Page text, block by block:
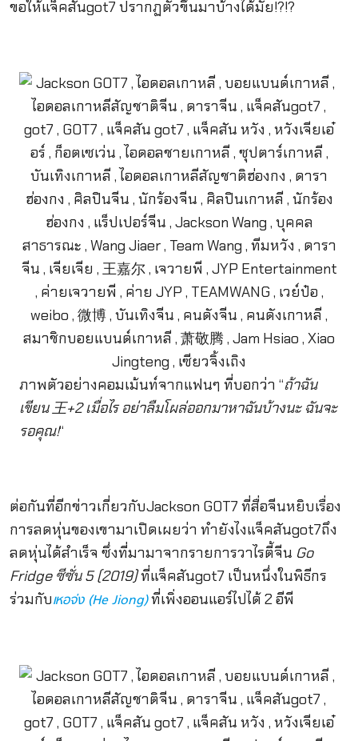
ขอให้แจ็คสันgot7 ปรากฏตัวขึ้นมาบ้างได้มั้ย!?!?
ภาพตัวอย่างคอมเม้นท์จากแฟนๆ ที่บอกว่า “ถ้าฉัน
เขียน 王+2 เมื่อไร อย่าลืมโผล่ออกมาหาฉันบ้างนะ ฉันจะ
รอคุณ!“
ต่อกันที่อีกข่าวเกี่ยวกับJackson GOT7 ที่สื่อจีนหยิบเรื่อง
การลดหุ่นของเขามาเปิดเผยว่า ทำยังไงแจ็คสันgot7ถึง
ลดหุ่นได้สำเร็จ ซึ่งที่มามาจากรายการวาไรตี้จีน Go
Fridge ซีซั่น 5 (2019)ที่แจ็คสันgot7 เป็นหนึ่งในพิธีกร
ร่วมกับเหอจ่ง (He Jiong)ที่เพิ่งออนแอร์ไปได้ 2 อีพี